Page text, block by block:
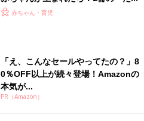
ひよ」
赤ちゃん・育児
「え、こんなセールやってたの？」8
0％OFF以上が続々登場！Amazonの
本気が...
PR（Amazon）